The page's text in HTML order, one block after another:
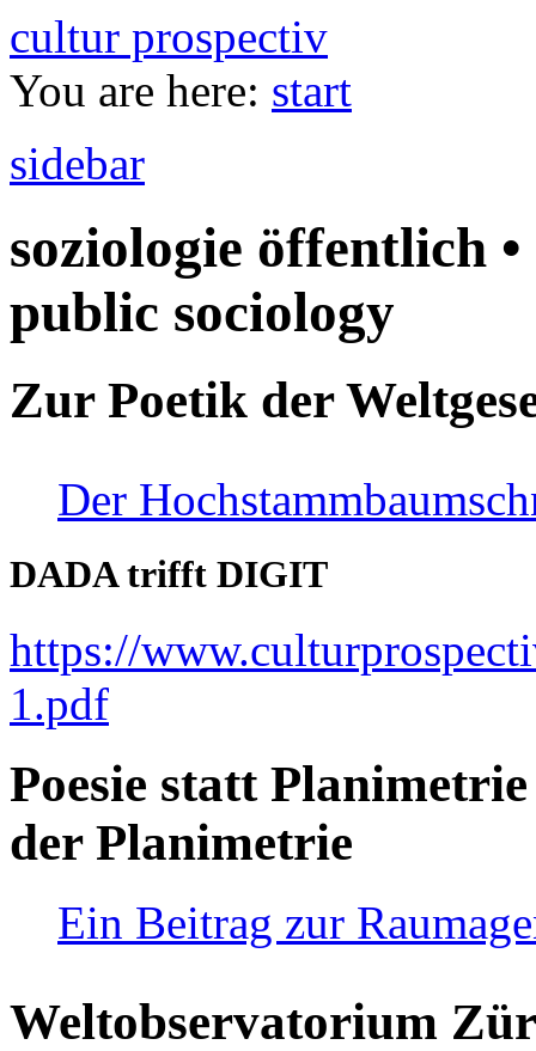
cultur prospectiv
You are here: start
sidebar
soziologie öffentlich
public sociology
Zur Poetik der
Der
DADA trifft DIGIT
https://
1.pdf
Poesie statt
der Planimetrie
Ein Beitrag zur
Weltobservatorium